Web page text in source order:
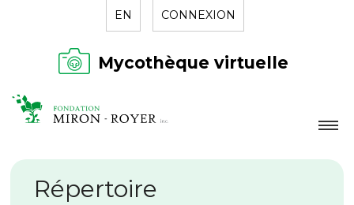
EN CONNEXION
Mycothèque virtuelle
LA FONDATION
NOUVELLES
Répertoire